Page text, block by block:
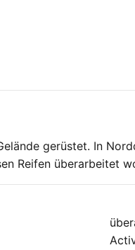
gerüstet. In
Reifen überarbeitet